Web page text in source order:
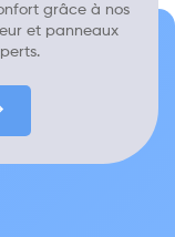
grâce à nos
et panneaux